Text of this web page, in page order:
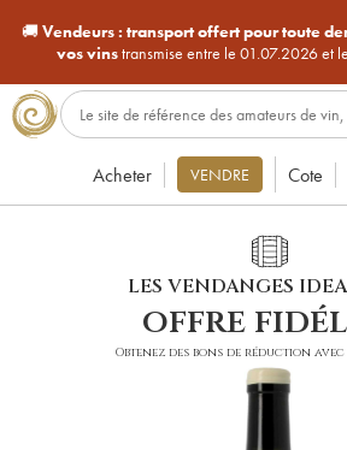
🚚Vendeurs : transport offert pour toute
vos vinstransmise entre le 01.07.2026 et
Acheter VENDRE Cote
LES VENDANGES
offre
Obtenez des bons de réduction